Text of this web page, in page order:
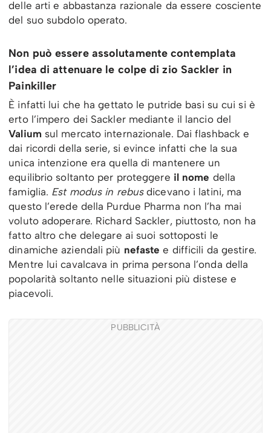
delle arti e abbastanza razionale da essere cosciente
del suo subdolo operato.
Non può essere assolutamente contemplata
l’idea di attenuare le colpe di zio Sackler in
Painkiller
È infatti lui che ha gettato le putride basi su cui si è
erto l’impero dei Sackler mediante il lancio del
Valium sul mercato internazionale. Dai flashback e
dai ricordi della serie, si evince infatti che la sua
unica intenzione era quella di mantenere un
equilibrio soltanto per proteggere il nome della
famiglia. Est modus in rebusdicevano i latini, ma
questo l’erede della Purdue Pharma non l’ha mai
voluto adoperare. Richard Sackler, piuttosto, non ha
fatto altro che delegare ai suoi sottoposti le
dinamiche aziendali più nefaste e difficili da gestire.
Mentre lui cavalcava in prima persona l’onda della
popolarità soltanto nelle situazioni più distese e
piacevoli.
PUBBLICITÀ